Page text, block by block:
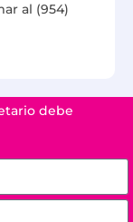
al (954)
debe